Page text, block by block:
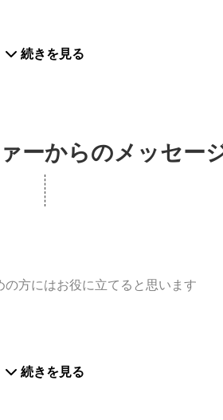
続きを見る
ーからのメッセー
方にはお役に立てると思います
続きを見る